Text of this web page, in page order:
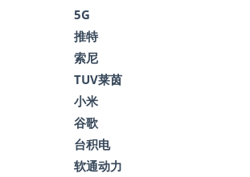
5G
推特
索尼
TUV莱茵
小米
谷歌
台积电
软通动力